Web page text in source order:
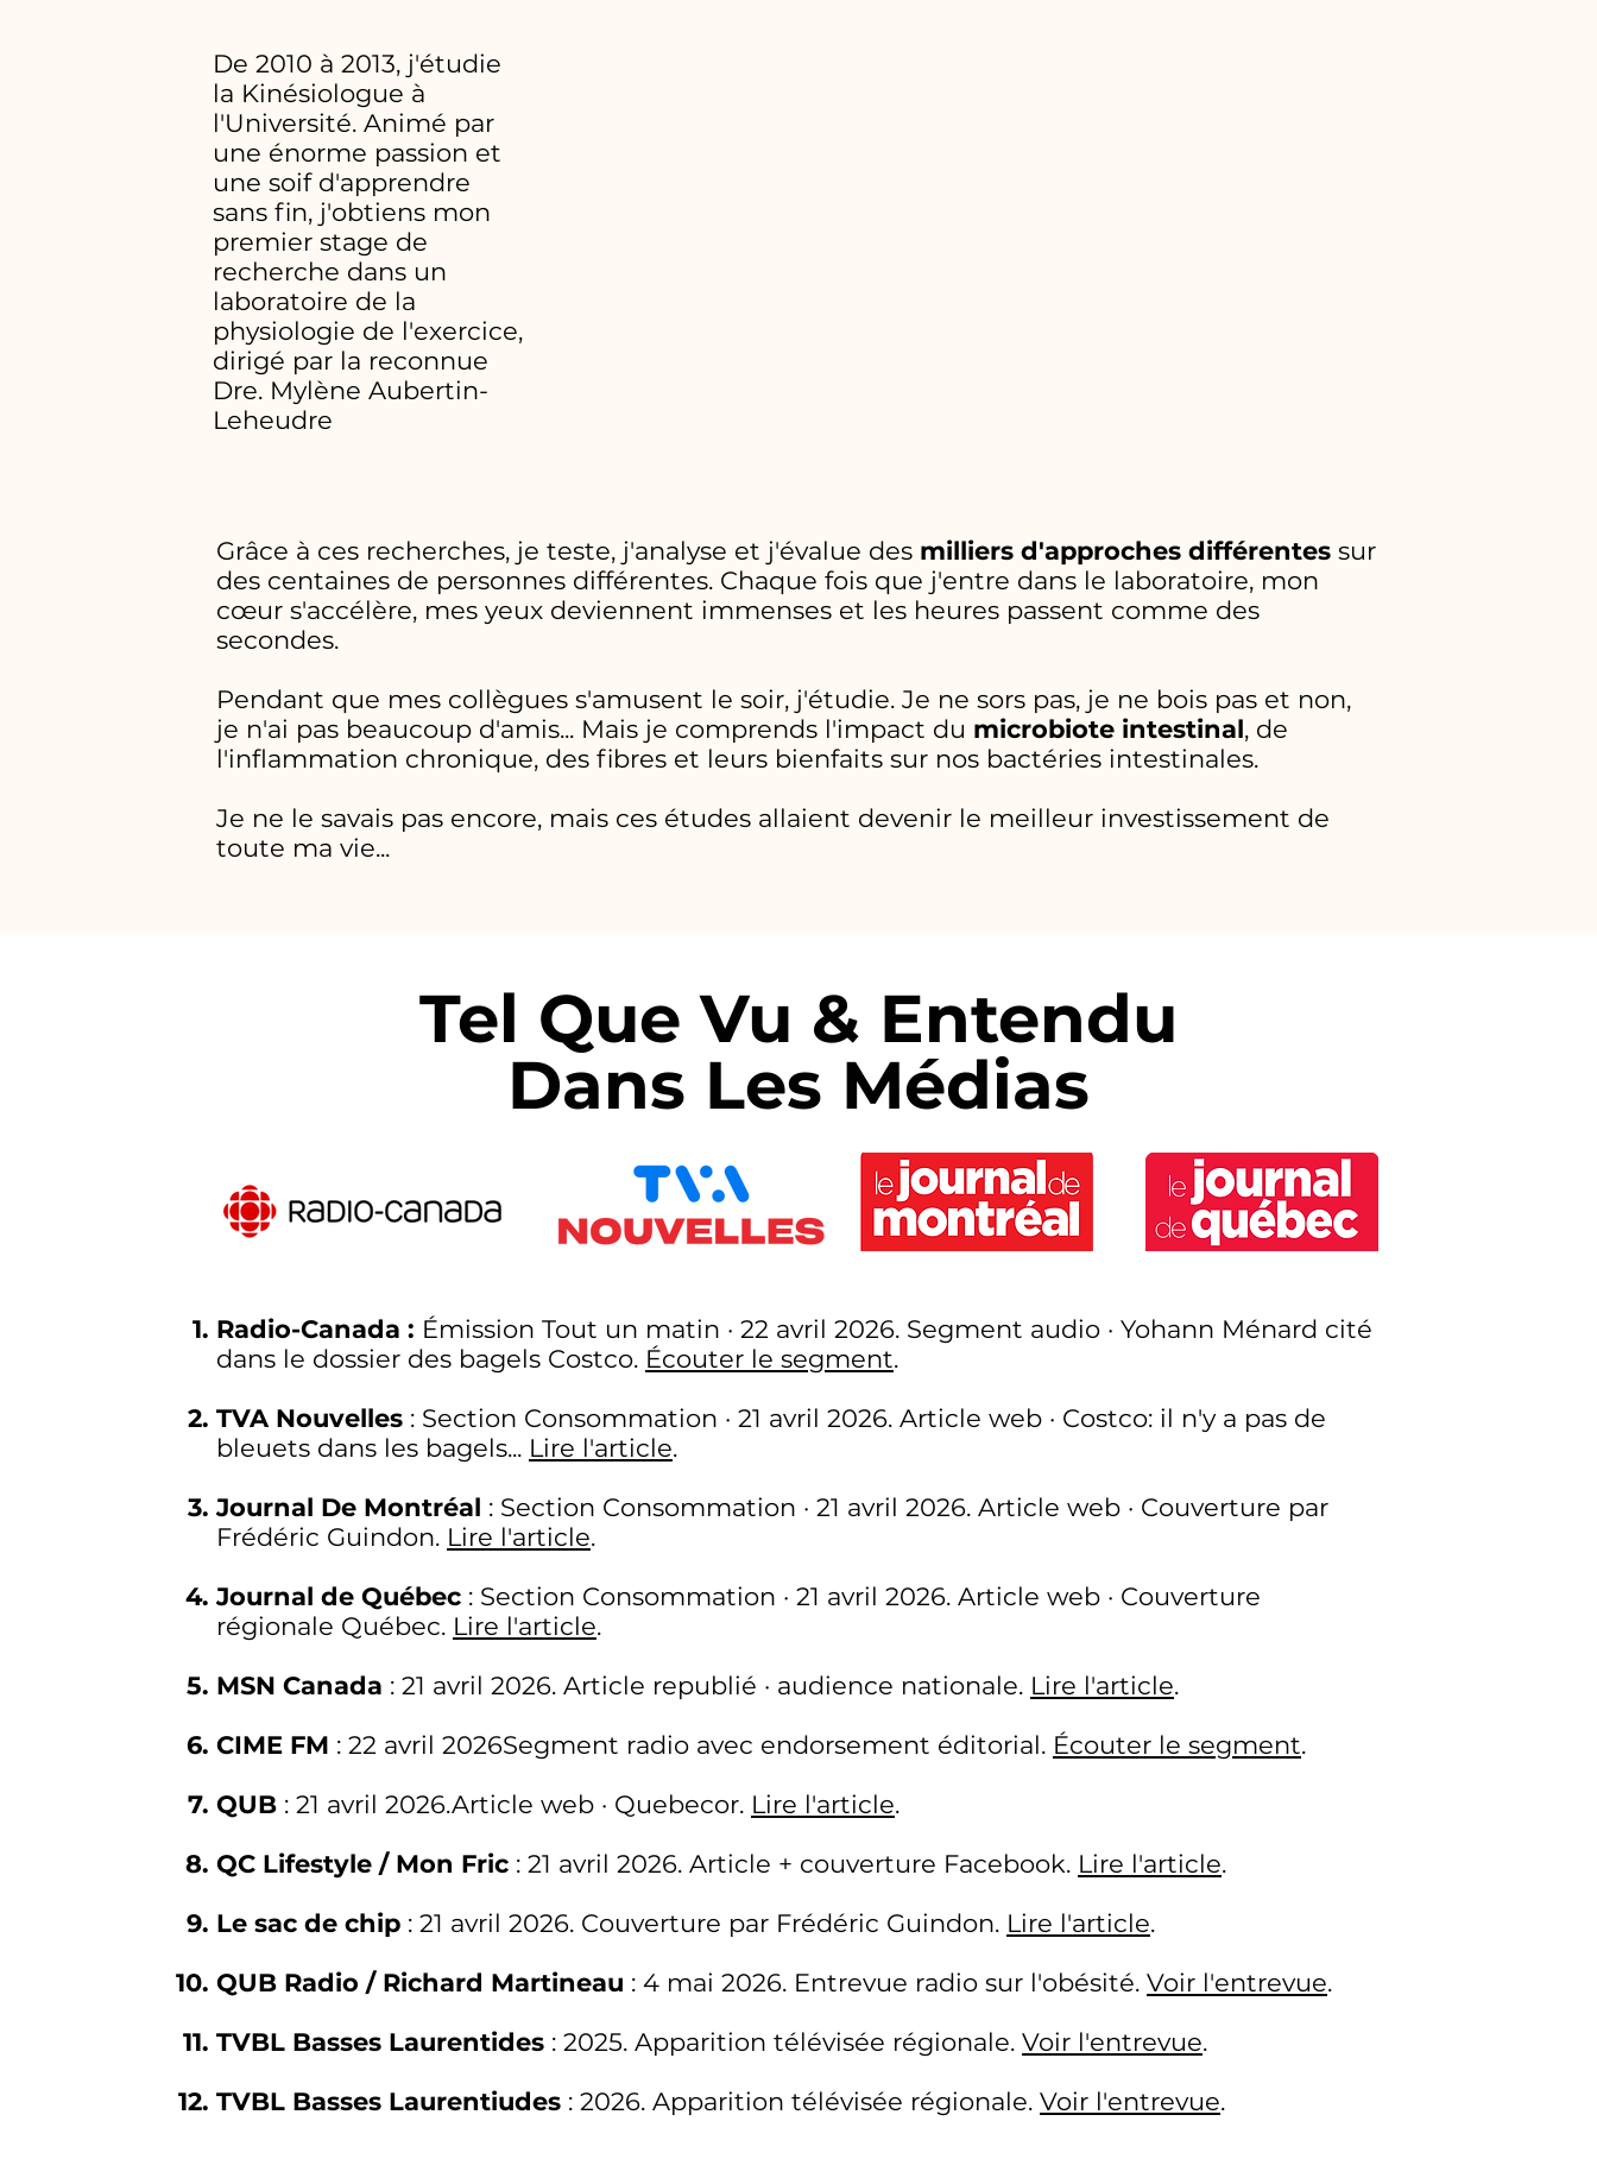
De 2010 à 2013, j'étudie
la Kinésiologue à
l'Université. Animé par
une énorme passion et
une soif d'apprendre
sans fin, j'obtiens mon
premier stage de
recherche dans un
laboratoire de la
physiologie de l'exercice,
dirigé par la reconnue
Dre. Mylène Aubertin-
Leheudre
Grâce à ces recherches, je teste, j'analyse et j'évalue des milliers d'approches différentes sur
des centaines de personnes différentes. Chaque fois que j'entre dans le laboratoire, mon
cœur s'accélère, mes yeux deviennent immenses et les heures passent comme des
secondes.
Pendant que mes collègues s'amusent le soir, j'étudie. Je ne sors pas, je ne bois pas et non,
je n'ai pas beaucoup d'amis... Mais je comprends l'impact du microbiote intestinal, de
l'inflammation chronique, des fibres et leurs bienfaits sur nos bactéries intestinales.
Je ne le savais pas encore, mais ces études allaient devenir le meilleur investissement de
toute ma vie...
Tel Que Vu & Entendu
Dans Les Médias
Radio-Canada : Émission Tout un matin · 22 avril 2026. Segment audio · Yohann Ménard cité
dans le dossier des bagels Costco. Écouter le segment.
TVA Nouvelles : Section Consommation · 21 avril 2026. Article web · Costco: il n'y a pas de
bleuets dans les bagels... Lire l'article.
Journal De Montréal : Section Consommation · 21 avril 2026. Article web · Couverture par
Frédéric Guindon. Lire l'article.
Journal de Québec : Section Consommation · 21 avril 2026. Article web · Couverture
régionale Québec. Lire l'article.
MSN Canada : 21 avril 2026. Article republié · audience nationale. Lire l'article.
CIME FM : 22 avril 2026Segment radio avec endorsement éditorial. Écouter le segment.
QUB : 21 avril 2026.Article web · Quebecor. Lire l'article.
QC Lifestyle / Mon Fric : 21 avril 2026. Article + couverture Facebook. Lire l'article.
Le sac de chip : 21 avril 2026. Couverture par Frédéric Guindon. Lire l'article.
QUB Radio / Richard Martineau : 4 mai 2026. Entrevue radio sur l'obésité. Voir l'entrevue.
TVBL Basses Laurentides : 2025. Apparition télévisée régionale. Voir l'entrevue.
TVBL Basses Laurentiudes : 2026. Apparition télévisée régionale. Voir l'entrevue.